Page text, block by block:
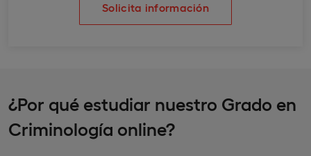
Solicita información
¿Por qué estudiar nuestro Grado en
Criminología online?